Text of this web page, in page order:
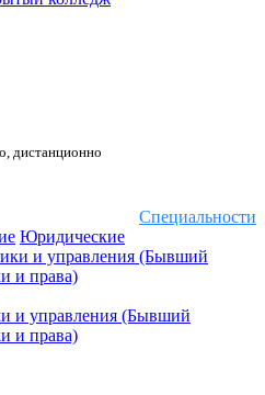
дистанционно
Специальности
Юридические
и управления (Бывший
и права)